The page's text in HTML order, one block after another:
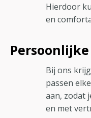
Hierdoor
en
Bij ons
passen
aan, zodat
en met